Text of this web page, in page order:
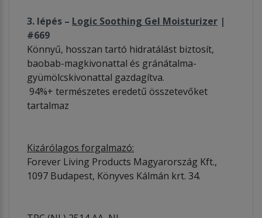
3. lépés – Logic Soothing Gel Moisturizer |
#669
Könnyű, hosszan tartó hidratálást biztosít,
baobab-magkivonattal és gránátalma-
gyümölcskivonattal gazdagítva.
94%+ természetes eredetű összetevőket
tartalmaz
Kizárólagos forgalmazó:
Forever Living Products Magyarország Kft.,
1097 Budapest, Könyves Kálmán krt. 34.